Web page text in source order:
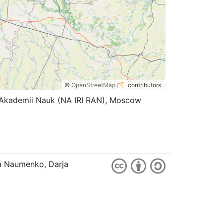
© OpenStreetMap contributors.
Nauk (NA IRI RAN), Moscow
Darja